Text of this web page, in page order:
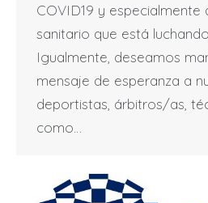
COVID19 y especialmente
sanitario que está
Igualmente, deseamos
mensaje de esperanza a
deportistas, árbitros/as,
como…